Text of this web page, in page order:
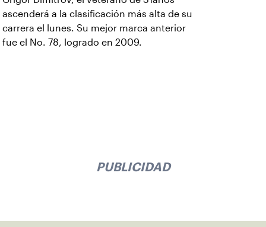
ascenderá a la clasificación más alta de su
carrera el lunes. Su mejor marca anterior
fue el No. 78, logrado en 2009.
PUBLICIDAD